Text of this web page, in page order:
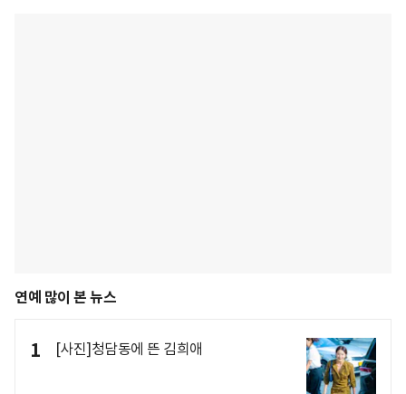
연예 많이 본 뉴스
1 [사진]청담동에 뜬 김희애